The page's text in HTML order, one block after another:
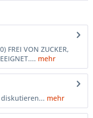
FREI VON ZUCKER,
mehr
mehr